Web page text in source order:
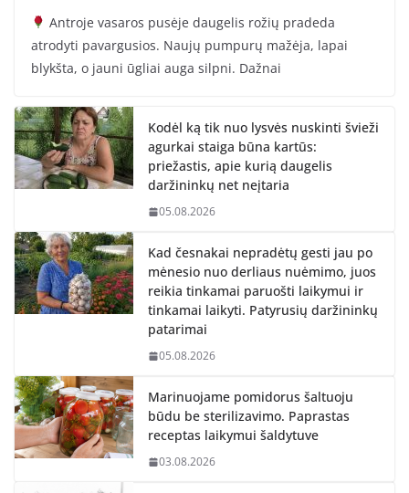
Antroje vasaros pusėje daugelis rožių pradeda
atrodyti pavargusios. Naujų pumpurų mažėja, lapai
blykšta, o jauni ūgliai auga silpni. Dažnai
Kodėl ką tik nuo lysvės nuskinti švieži
agurkai staiga būna kartūs:
priežastis, apie kurią daugelis
daržininkų net neįtaria
05.08.2026
Kad česnakai nepradėtų gesti jau po
mėnesio nuo derliaus nuėmimo, juos
reikia tinkamai paruošti laikymui ir
tinkamai laikyti. Patyrusių daržininkų
patarimai
05.08.2026
Marinuojame pomidorus šaltuoju
būdu be sterilizavimo. Paprastas
receptas laikymui šaldytuve
03.08.2026